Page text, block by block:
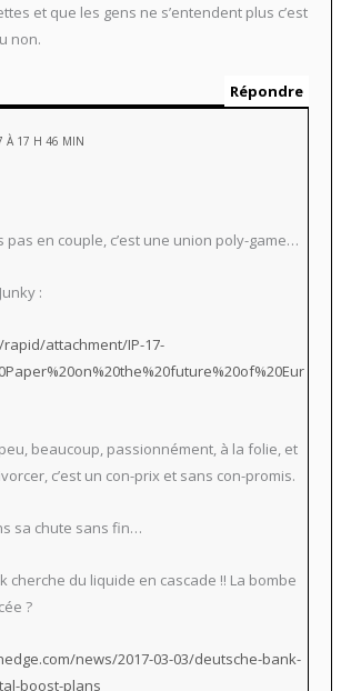
et que les gens ne s’entendent plus c’est
non.
Répondre
À 17 H 46 MIN
pas en couple, c’est une union poly-game…
:
attachment/IP-17-
beaucoup, passionnément, à la folie, et
c’est un con-prix et sans con-promis.
sa chute sans fin…
cherche du liquide en cascade !! La bombe
?
news/2017-03-03/deutsche-bank-
boost-plans